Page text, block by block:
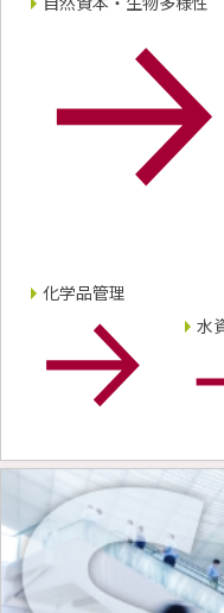
化学品管理
水